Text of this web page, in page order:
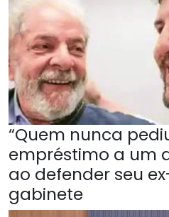
“Quem nunca
empréstimo a um
ao defender seu
gabinete